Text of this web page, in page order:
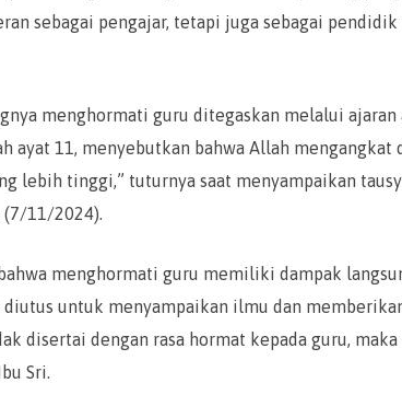
sebagai pengajar, tetapi juga sebagai
menghormati guru ditegaskan melalui ajaran
ayat 11, menyebutkan bahwa Allah
lebih tinggi,” tuturnya saat menyampaikan
(7/11/2024).
menghormati guru memiliki dampak
diutus untuk menyampaikan ilmu dan
disertai dengan rasa hormat kepada guru,
Sri.